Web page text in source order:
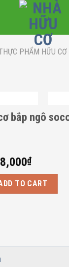
PHẨM HỮU CƠ
bắp ngô
₫Current
price
is:
ngô socola
TO CART